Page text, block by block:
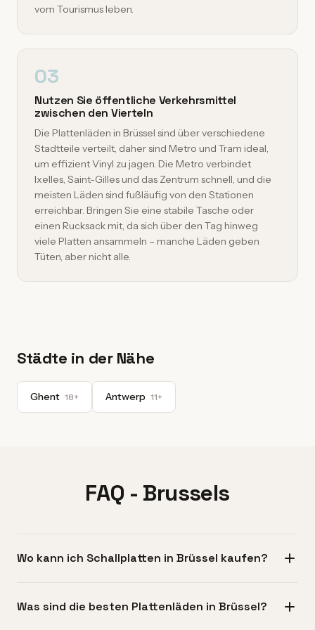
vom Tourismus leben.
03
Nutzen Sie öffentliche Verkehrsmittel
zwischen den Vierteln
Die Plattenläden in Brüssel sind über verschiedene
Stadtteile verteilt, daher sind Metro und Tram ideal,
um effizient Vinyl zu jagen. Die Metro verbindet
Ixelles, Saint-Gilles und das Zentrum schnell, und die
meisten Läden sind fußläufig von den Stationen
erreichbar. Bringen Sie eine stabile Tasche oder
einen Rucksack mit, da sich über den Tag hinweg
viele Platten ansammeln – manche Läden geben
Tüten, aber nicht alle.
Städte in der Nähe
Ghent 18+ Antwerp 11+
FAQ - Brussels
Wo kann ich Schallplatten in Brüssel kaufen?
Dichte an Läden finden Sie in Ixelles (insbesondere rund um
Was sind die besten Plattenläden in Brüssel?